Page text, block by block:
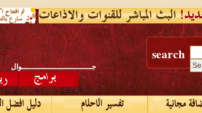
search
جـــــــــــــــــــــــــــــوال